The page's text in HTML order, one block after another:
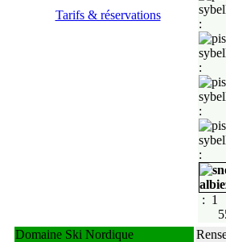
Tarifs & réservations
:
:
:
:
: 1
Domaine Ski Nordique